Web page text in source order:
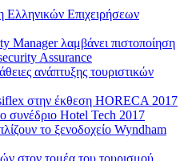
Ελληνικών Επιχειρήσεων
Manager λαμβάνει πιστοποίηση
Assurance
ανάπτυξης τουριστικών
στην έκθεση HORECA 2017
συνέδριο Hotel Tech 2017
το ξενοδοχείο Wyndham
στον τομέα του τουρισμού